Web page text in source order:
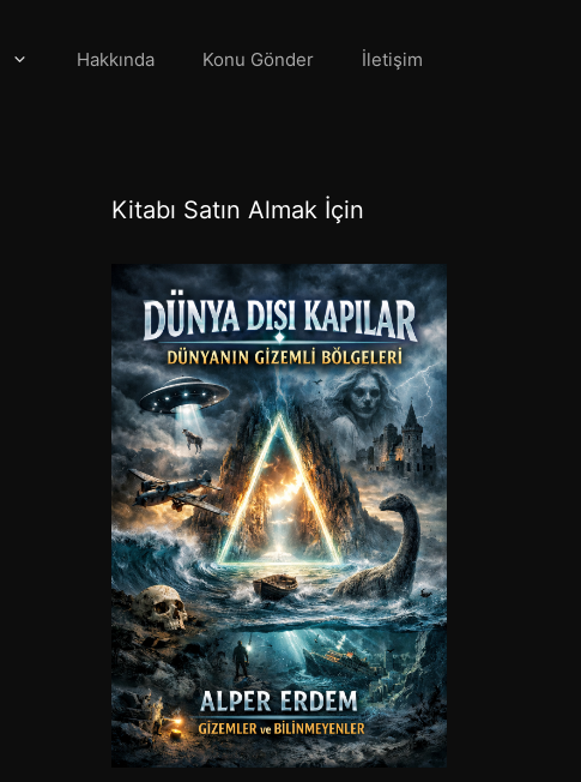
Hakkında Konu Gönder İletişim
Kitabı Satın Almak İçin